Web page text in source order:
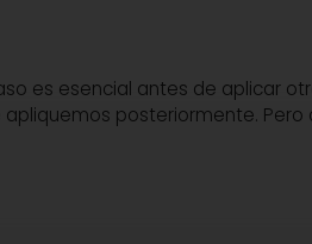
es esencial antes de aplicar
posteriormente.